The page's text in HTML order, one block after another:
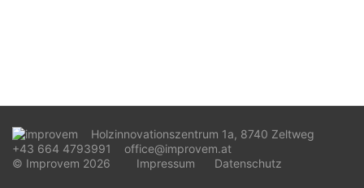
Holzinnovationszentrum 1a, 8740 Zeltweg
+43 664 4793991
office@improvem.at
© Improvem 2026
Impressum Datenschutz